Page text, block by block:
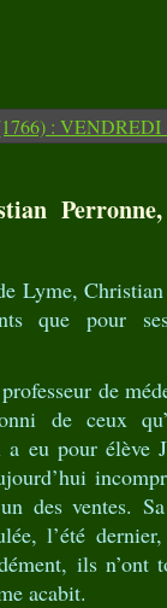
Lyme,
que pour
de
de ceux
eu pour élève
des ventes.
l’été
ils
acabit.